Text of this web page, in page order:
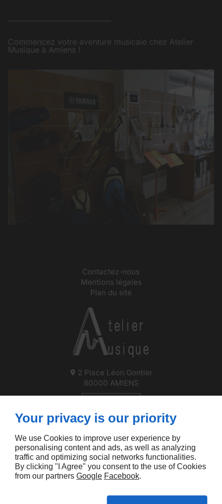
Commencez votre aventure musicale chez Atelier
Musique à Amiens !
Contactez-nous
Mentions légales
Plan du site
2 Place Léon Gontier
80000 AMIENS
09 70 35 07 58
Lun
Fermé
Mar - Sam
10h - 12h / 13h - 18h30
Your privacy is our priority
We use Cookies to improve user experience by
personalising content and ads, as well as analyzing
traffic and optimizing social networks functionalities.
By clicking "I Agree" you consent to the use of Cookies
from our partners Google Facebook.